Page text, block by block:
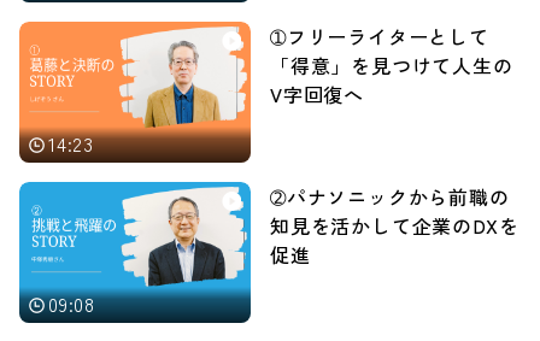
14:23
➀フリーライターとして
「得意」を見つけて人生の
V字回復へ
09:08
➁パナソニックから前職の
知見を活かして企業のDXを
促進